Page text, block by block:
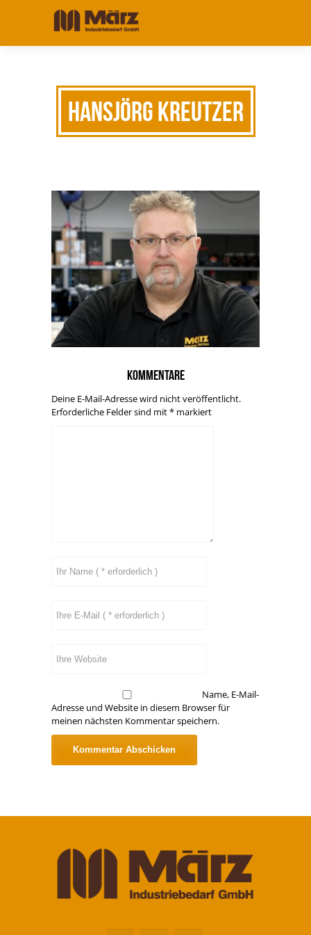
Hansjörg Kreutzer
Kommentare
Deine E-Mail-Adresse wird nicht veröffentlicht.
Erforderliche Felder sind mit* markiert
Name, E-Mail-
Adresse und Website in diesem Browser für
meinen nächsten Kommentar speichern.